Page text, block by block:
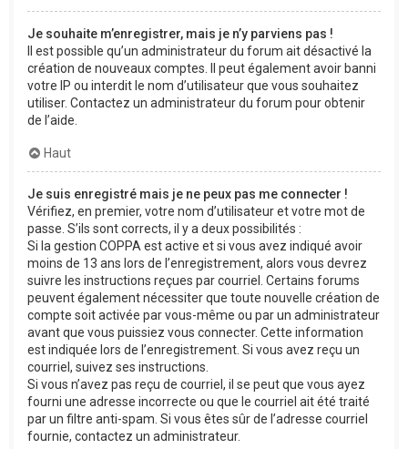
Je souhaite m’enregistrer, mais je n’y parviens pas !
Il est possible qu’un administrateur du forum ait désactivé la
création de nouveaux comptes. Il peut également avoir banni
votre IP ou interdit le nom d’utilisateur que vous souhaitez
utiliser. Contactez un administrateur du forum pour obtenir
de l’aide.
Haut
Je suis enregistré mais je ne peux pas me connecter !
Vérifiez, en premier, votre nom d’utilisateur et votre mot de
passe. S’ils sont corrects, il y a deux possibilités :
Si la gestion COPPA est active et si vous avez indiqué avoir
moins de 13 ans lors de l’enregistrement, alors vous devrez
suivre les instructions reçues par courriel. Certains forums
peuvent également nécessiter que toute nouvelle création de
compte soit activée par vous-même ou par un administrateur
avant que vous puissiez vous connecter. Cette information
est indiquée lors de l’enregistrement. Si vous avez reçu un
courriel, suivez ses instructions.
Si vous n’avez pas reçu de courriel, il se peut que vous ayez
fourni une adresse incorrecte ou que le courriel ait été traité
par un filtre anti-spam. Si vous êtes sûr de l’adresse courriel
fournie, contactez un administrateur.